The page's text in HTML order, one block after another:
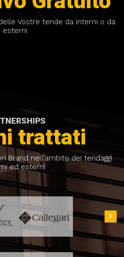
Vostre tende da interni o da
esterni
trattati
Brand nell'ambito dei tendaggi
ed esterni